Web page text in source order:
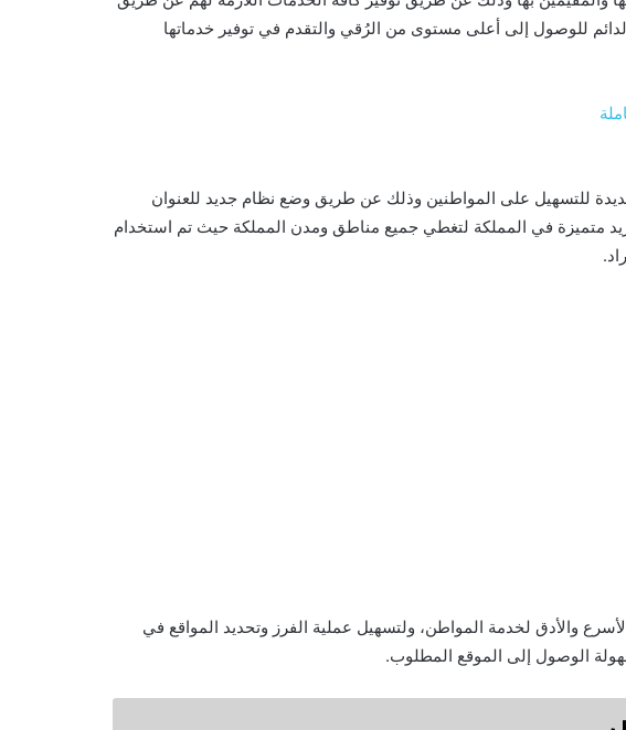
الدائم للوصول إلى أعلى مستوى من الرُقي والتقدم في توفير خدماتها
للتسهيل على المواطنين وذلك عن طريق وضع نظام جديد للعنوان
متميزة في المملكة لتغطي جميع مناطق ومدن المملكة حيث تم استخدام
والأدق لخدمة المواطن، ولتسهيل عملية الفرز وتحديد المواقع في
الوصول إلى الموقع المطلوب.